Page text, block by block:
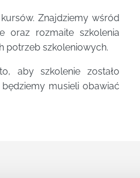
Znajdziemy wśród
oraz rozmaite szkolenia
potrzeb szkoleniowych.
aby szkolenie zostało
musieli obawiać